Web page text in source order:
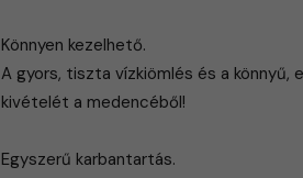
Könnyen kezelhető.
A gyors, tiszta vízkiömlés és a könnyű,
kivételét a medencéből!
Egyszerű karbantartás.